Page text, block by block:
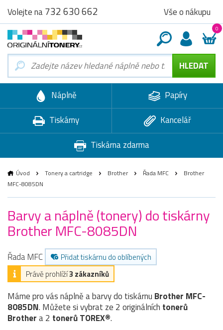
Volejte na732 630 662 Vše o nákupu
0
Náplně
Papíry
Tiskárny
Kancelář
Tiskárna zdarma
Úvod Tonery a cartridge Brother Řada MFC
Brother
MFC-8085DN
Barvy a náplně (tonery) do tiskárny
Brother MFC-8085DN
Řada MFC
Přidat tiskárnu do oblíbených
Právě prohlíží3 zákazníků
Máme pro vás náplně a barvy do tiskárnu Brother MFC-
8085DN. Můžete si vybrat ze 2 originálních tonerů
Brothera 2 tonerů TOREX®.